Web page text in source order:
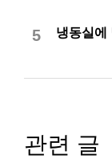
5 냉동실에
관련 글